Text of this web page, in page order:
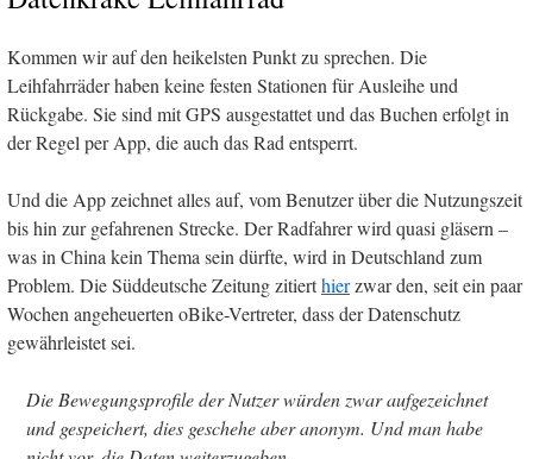
Kommen wir auf den heikelsten Punkt zu sprechen. Die
Leihfahrräder haben keine festen Stationen für Ausleihe und
Rückgabe. Sie sind mit GPS ausgestattet und das Buchen erfolgt in
der Regel per App, die auch das Rad entsperrt.
Und die App zeichnet alles auf, vom Benutzer über die Nutzungszeit
bis hin zur gefahrenen Strecke. Der Radfahrer wird quasi gläsern –
was in China kein Thema sein dürfte, wird in Deutschland zum
Problem. Die Süddeutsche Zeitung zitierthierzwar den, seit ein paar
Wochen angeheuerten oBike-Vertreter, dass der Datenschutz
gewährleistet sei.
Die Bewegungsprofile der Nutzer würden zwar aufgezeichnet
und gespeichert, dies geschehe aber anonym. Und man habe